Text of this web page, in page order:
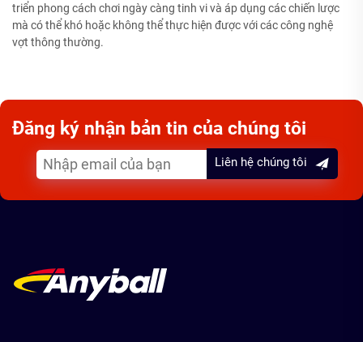
triển phong cách chơi ngày càng tinh vi và áp dụng các chiến lược
mà có thể khó hoặc không thể thực hiện được với các công nghệ
vợt thông thường.
Đăng ký nhận bản tin của chúng tôi
Liên hệ chúng tôi